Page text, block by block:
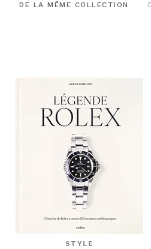
DE LA MÊME COLLECTION
STYLE